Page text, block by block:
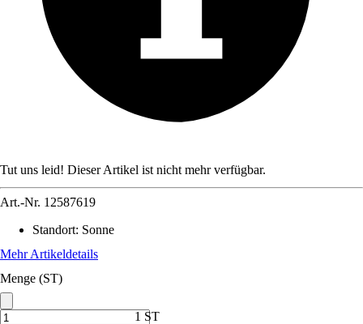
Tut uns leid! Dieser Artikel ist nicht mehr verfügbar.
Art.-Nr. 12587619
Standort: Sonne
Mehr Artikeldetails
Menge (ST)
1 ST